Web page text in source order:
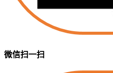
微信扫一扫